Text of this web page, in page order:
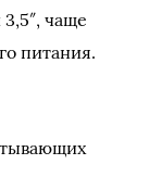
чаще
питания.